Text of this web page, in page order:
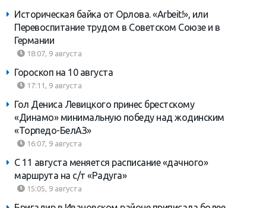
Историческая байка от Орлова. «Arbeit!», или
Перевоспитание трудом в Советском Союзе и в
Германии
18:07, 9 августа
Гороскоп на 10 августа
17:11, 9 августа
Гол Дениса Левицкого принес брестскому
«Динамо» минимальную победу над жодинским
«Торпедо-БелАЗ»
16:07, 9 августа
С 11 августа меняется расписание «дачного»
маршрута на с/т «Радуга»
15:05, 9 августа